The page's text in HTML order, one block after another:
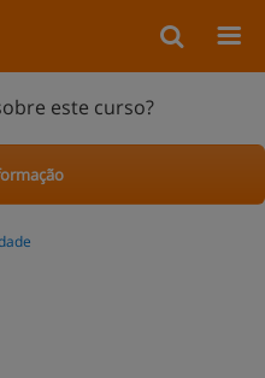
este curso?